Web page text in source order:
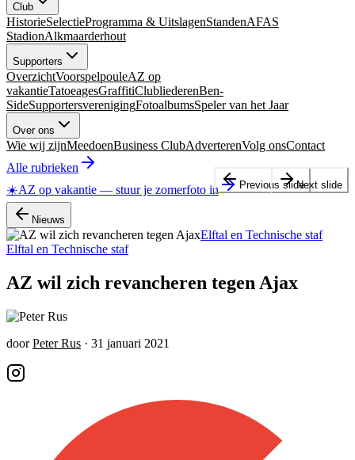
Club
HistorieSelectieProgramma & UitslagenStandenAFAS
StadionAlkmaarderhout
Supporters
OverzichtVoorspelpouleAZ op
vakantieTatoeagesGraffitiClubliederenBen-
SideSupportersverenigingFotoalbumsSpeler van het Jaar
Over ons
Wie wij zijnMeedoenBusiness ClubAdverterenVolg onsContact
Alle rubrieken
☀️AZ op vakantie — stuur je zomerfoto in
Nieuws
Elftal en Technische staf
Elftal en Technische staf
AZ wil zich revancheren tegen Ajax
door Peter Rus · 31 januari 2021
Previous slideNext slide